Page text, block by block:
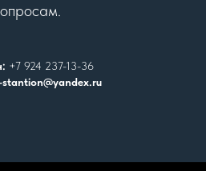
+7 924 237-13-36
stantion@yandex.ru